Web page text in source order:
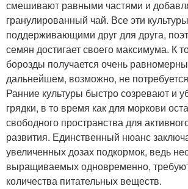
смешивают равными частями и
гранулированный чай. Все эти
поддерживающими друг для друга,
семян достигает своего максимума. К
борозды получается очень
дальнейшем, возможно, не
Ранние культуры быстро созревают и
грядки, в то время как для моркови
свободного пространства для
развития. Единственный нюанс
увеличенных дозах подкормок, ведь
выращиваемых одновременно,
количества питательных веществ.